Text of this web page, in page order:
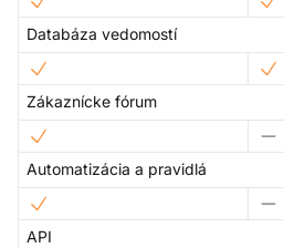
Databáza vedomostí
Zákaznícke fórum
Automatizácia a pravidlá
API